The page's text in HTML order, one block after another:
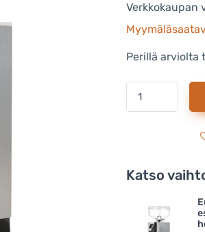
Verkkokaupan
Perillä arviolta
Katso